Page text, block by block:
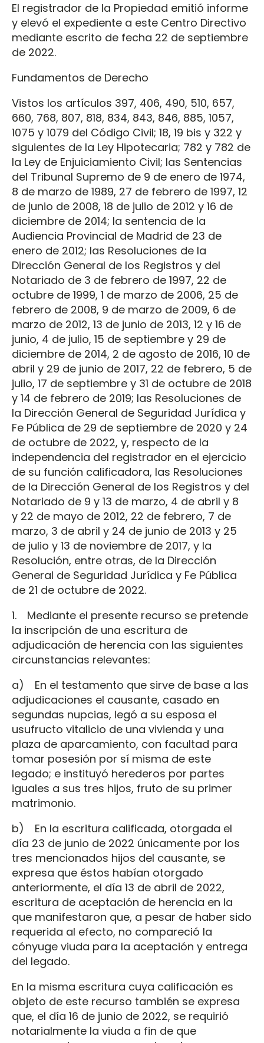
El registrador de la Propiedad emitió informe
y elevó el expediente a este Centro Directivo
mediante escrito de fecha 22 de septiembre
de 2022.
Fundamentos de Derecho
Vistos los artículos 397, 406, 490, 510, 657,
660, 768, 807, 818, 834, 843, 846, 885, 1057,
1075 y 1079 del Código Civil; 18, 19 bis y 322 y
siguientes de la Ley Hipotecaria; 782 y 782 de
la Ley de Enjuiciamiento Civil; las Sentencias
del Tribunal Supremo de 9 de enero de 1974,
8 de marzo de 1989, 27 de febrero de 1997, 12
de junio de 2008, 18 de julio de 2012 y 16 de
diciembre de 2014; la sentencia de la
Audiencia Provincial de Madrid de 23 de
enero de 2012; las Resoluciones de la
Dirección General de los Registros y del
Notariado de 3 de febrero de 1997, 22 de
octubre de 1999, 1 de marzo de 2006, 25 de
febrero de 2008, 9 de marzo de 2009, 6 de
marzo de 2012, 13 de junio de 2013, 12 y 16 de
junio, 4 de julio, 15 de septiembre y 29 de
diciembre de 2014, 2 de agosto de 2016, 10 de
abril y 29 de junio de 2017, 22 de febrero, 5 de
julio, 17 de septiembre y 31 de octubre de 2018
y 14 de febrero de 2019; las Resoluciones de
la Dirección General de Seguridad Jurídica y
Fe Pública de 29 de septiembre de 2020 y 24
de octubre de 2022, y, respecto de la
independencia del registrador en el ejercicio
de su función calificadora, las Resoluciones
de la Dirección General de los Registros y del
Notariado de 9 y 13 de marzo, 4 de abril y 8
y 22 de mayo de 2012, 22 de febrero, 7 de
marzo, 3 de abril y 24 de junio de 2013 y 25
de julio y 13 de noviembre de 2017, y la
Resolución, entre otras, de la Dirección
General de Seguridad Jurídica y Fe Pública
de 21 de octubre de 2022.
1. Mediante el presente recurso se pretende
la inscripción de una escritura de
adjudicación de herencia con las siguientes
circunstancias relevantes:
a) En el testamento que sirve de base a las
adjudicaciones el causante, casado en
segundas nupcias, legó a su esposa el
usufructo vitalicio de una vivienda y una
plaza de aparcamiento, con facultad para
tomar posesión por sí misma de este
legado; e instituyó herederos por partes
iguales a sus tres hijos, fruto de su primer
matrimonio.
b) En la escritura calificada, otorgada el
día 23 de junio de 2022 únicamente por los
tres mencionados hijos del causante, se
expresa que éstos habían otorgado
anteriormente, el día 13 de abril de 2022,
escritura de aceptación de herencia en la
que manifestaron que, a pesar de haber sido
requerida al efecto, no compareció la
cónyuge viuda para la aceptación y entrega
del legado.
En la misma escritura cuya calificación es
objeto de este recurso también se expresa
que, el día 16 de junio de 2022, se requirió
notarialmente la viuda a fin de que